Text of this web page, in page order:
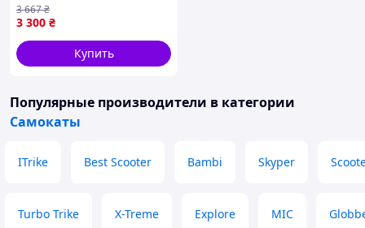
100 кг Black and green
(114435)
3 300 ₴
3 667₴
Купить
Популярные производители в категории
Самокаты
ITrike Best Scooter Bambi Skyper
Turbo Trike X-Treme Explore MIC